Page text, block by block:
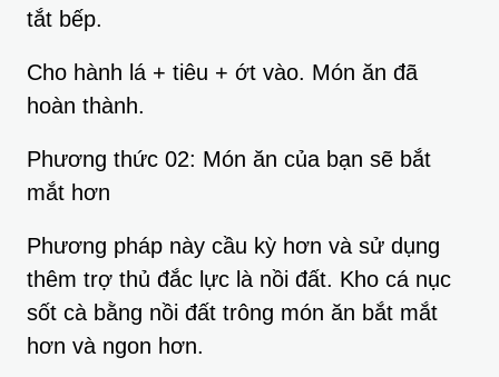
tắt bếp.
Cho hành lá + tiêu + ớt vào. Món ăn đã
hoàn thành.
Phương thức 02: Món ăn của bạn sẽ bắt
mắt hơn
Phương pháp này cầu kỳ hơn và sử dụng
thêm trợ thủ đắc lực là nồi đất. Kho cá nục
sốt cà bằng nồi đất trông món ăn bắt mắt
hơn và ngon hơn.